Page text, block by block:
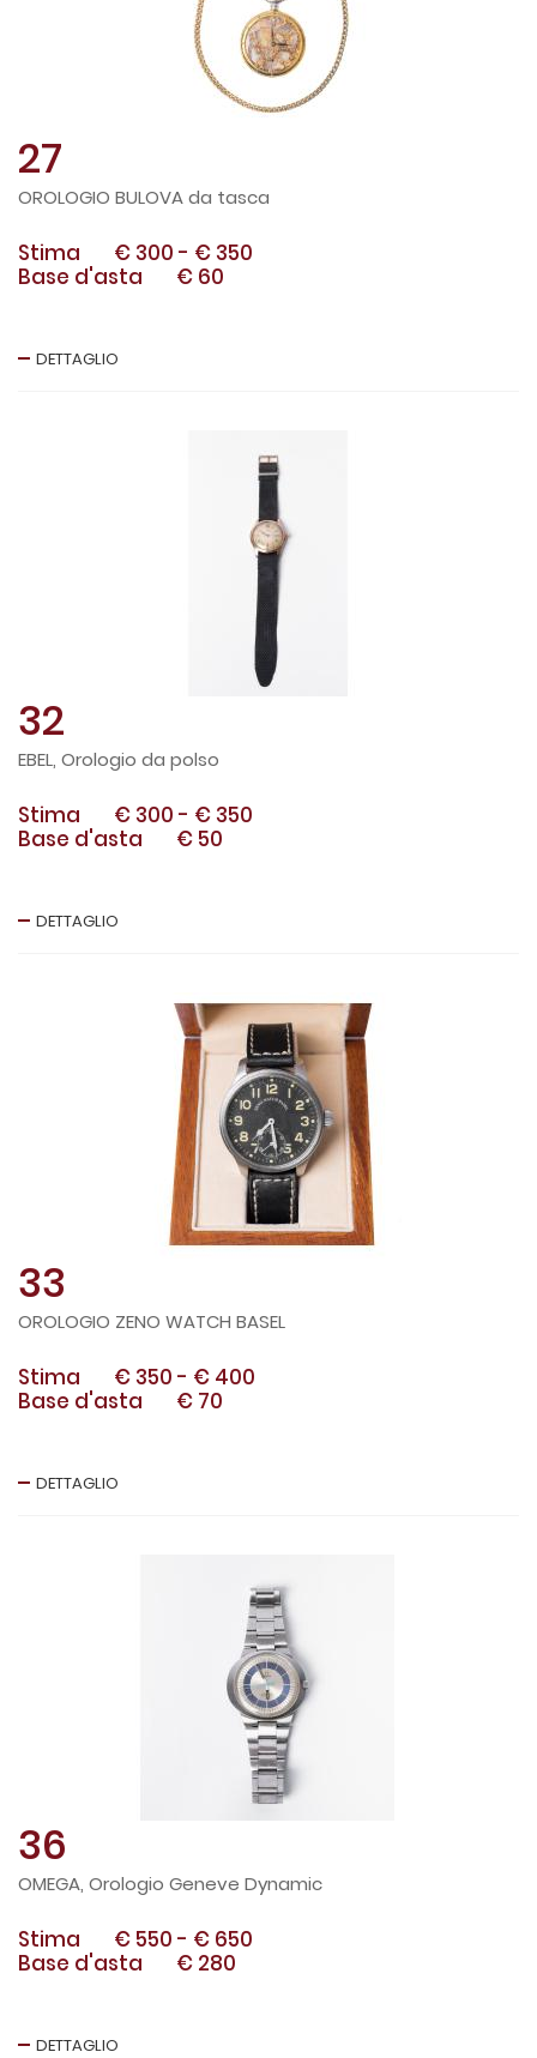
27
OROLOGIO BULOVA da tasca
Stima € 300 - € 350
Base d'asta
€ 60
DETTAGLIO
32
EBEL, Orologio da polso
Stima € 300 - € 350
Base d'asta
€ 50
DETTAGLIO
33
OROLOGIO ZENO WATCH BASEL
Stima € 350 - € 400
Base d'asta
€ 70
DETTAGLIO
36
OMEGA, Orologio Geneve Dynamic
Stima € 550 - € 650
Base d'asta
€ 280
DETTAGLIO